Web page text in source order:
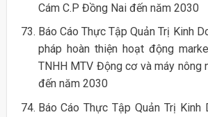
Cám C.P Đồng Nai đến năm 2030
Báo Cáo Thực Tập Quản Trị Kinh
pháp hoàn thiện hoạt động
TNHH MTV Động cơ và máy nông
đến năm 2030
Báo Cáo Thực Tập Quản Trị Kinh